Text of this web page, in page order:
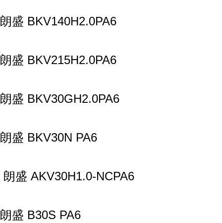
朗盛 BKV140H2.0PA6
朗盛 BKV215H2.0PA6
朗盛 BKV30GH2.0PA6
朗盛 BKV30N PA6
朗盛 AKV30H1.0-NCPA6
朗盛 B30S PA6